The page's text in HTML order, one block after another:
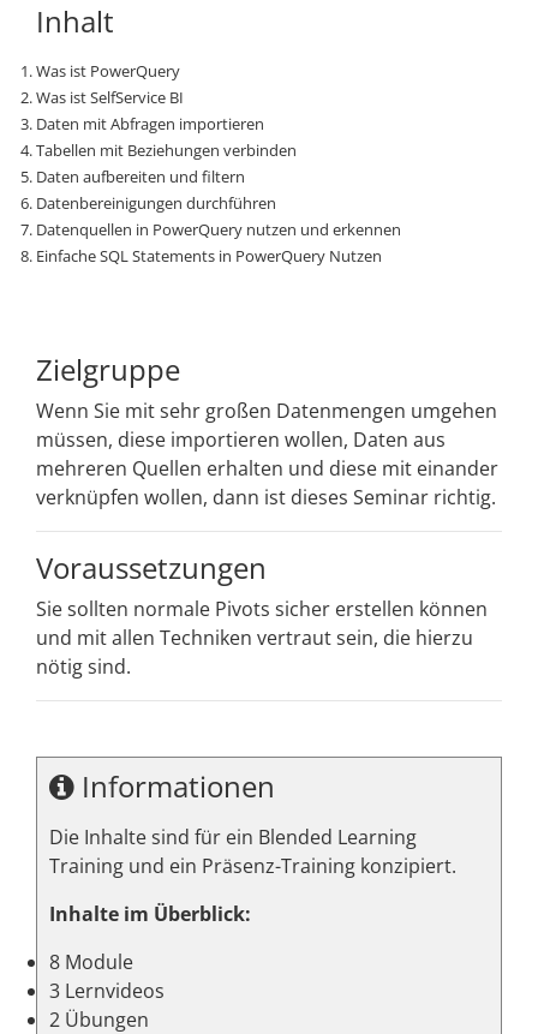
Inhalt
Was ist PowerQuery
Was ist SelfService BI
Daten mit Abfragen importieren
Tabellen mit Beziehungen verbinden
Daten aufbereiten und filtern
Datenbereinigungen durchführen
Datenquellen in PowerQuery nutzen und erkennen
Einfache SQL Statements in PowerQuery Nutzen
Zielgruppe
Wenn Sie mit sehr großen Datenmengen umgehen
müssen, diese importieren wollen, Daten aus
mehreren Quellen erhalten und diese mit einander
verknüpfen wollen, dann ist dieses Seminar richtig.
Voraussetzungen
Sie sollten normale Pivots sicher erstellen können
und mit allen Techniken vertraut sein, die hierzu
nötig sind.
Informationen
Die Inhalte sind für ein Blended Learning
Training und ein Präsenz-Training konzipiert.
Inhalte im Überblick:
8 Module
3 Lernvideos
2 Übungen